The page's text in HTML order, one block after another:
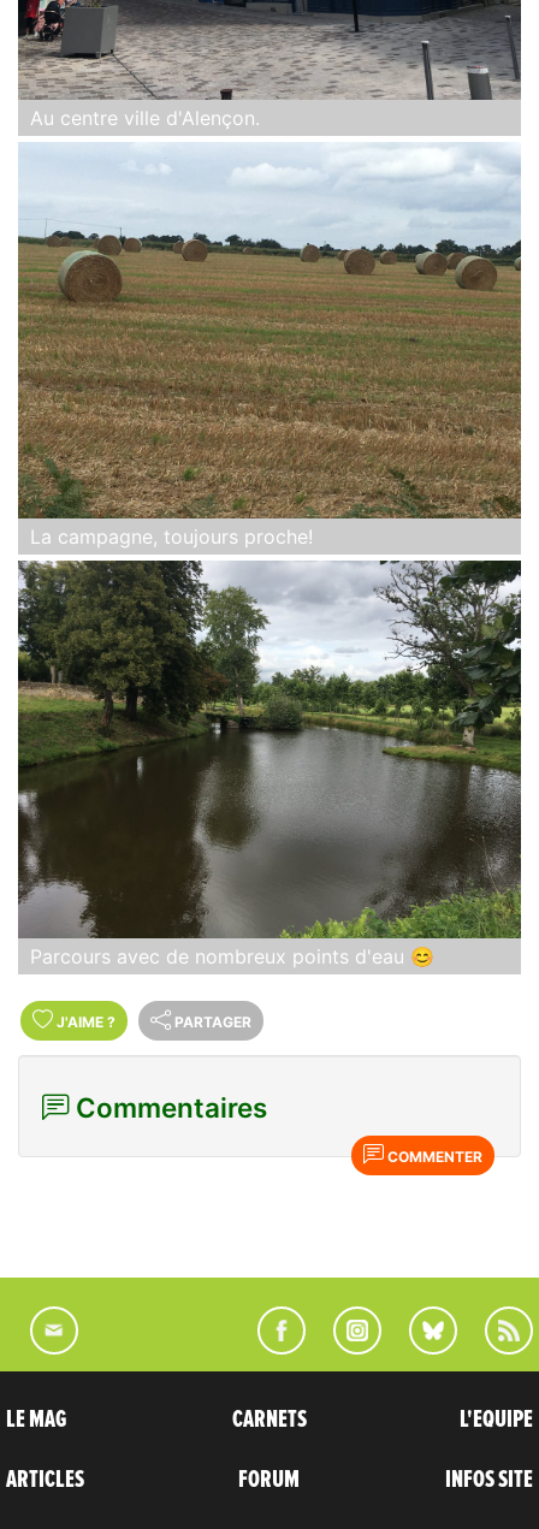
Au centre ville d'Alençon.
La campagne, toujours proche!
Parcours avec de nombreux points d'eau 😊
J'AIME ? PARTAGER
Commentaires
COMMENTER
LE MAG
ARTICLES
CARNETS
FORUM
L'EQUIPE
INFOS SITE